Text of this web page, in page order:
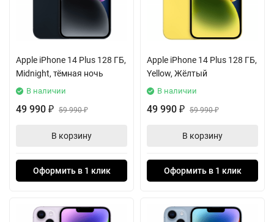
Apple iPhone 14 Plus 128 ГБ,
Midnight, тёмная ночь
В наличии
49 990 ₽ 59 990₽
В корзину
Оформить в 1 клик
Apple iPhone 14 Plus 128 ГБ,
Yellow, Жёлтый
В наличии
49 990 ₽ 59 990₽
В корзину
Оформить в 1 клик